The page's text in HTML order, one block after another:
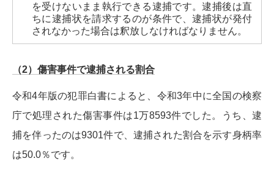
を受けないまま執行できる逮捕です。逮捕後は直
ちに逮捕状を請求するのが条件で、逮捕状が発付
されなかった場合は釈放しなければなりません。
（2）傷害事件で逮捕される割合
令和4年版の犯罪白書によると、令和3年中に全国の検察
庁で処理された傷害事件は1万8593件でした。うち、逮
捕を伴ったのは9301件で、逮捕された割合を示す身柄率
は50.0％です。